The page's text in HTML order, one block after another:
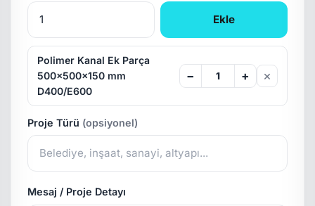
Ekle
Polimer Kanal Ek Parça
500x500x150 mm
D400/E600
− + ×
Proje Türü (opsiyonel)
Mesaj / Proje Detayı